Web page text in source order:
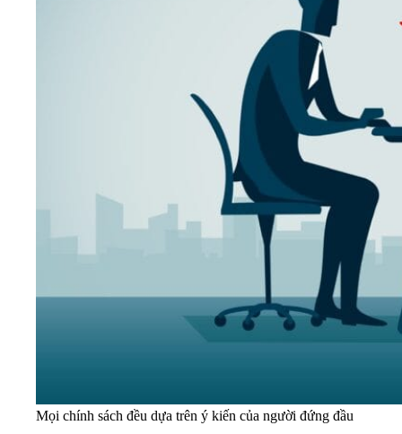
Mọi chính sách đều dựa trên ý kiến của người đứng đầu